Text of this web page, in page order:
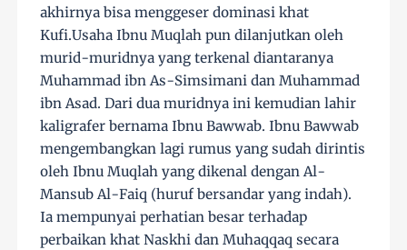
akhirnya bisa menggeser dominasi khat
Kufi.Usaha Ibnu Muqlah pun dilanjutkan oleh
murid-muridnya yang terkenal diantaranya
Muhammad ibn As-Simsimani dan Muhammad
ibn Asad. Dari dua muridnya ini kemudian lahir
kaligrafer bernama Ibnu Bawwab. Ibnu Bawwab
mengembangkan lagi rumus yang sudah dirintis
oleh Ibnu Muqlah yang dikenal dengan Al-
Mansub Al-Faiq (huruf bersandar yang indah).
Ia mempunyai perhatian besar terhadap
perbaikan khat Naskhi dan Muhaqqaq secara